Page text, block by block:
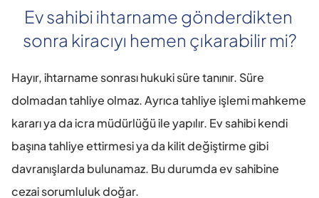
Ev sahibi ihtarname gönderdikten
sonra kiracıyı hemen çıkarabilir mi?
Hayır, ihtarname sonrası hukuki süre tanınır. Süre
dolmadan tahliye olmaz. Ayrıca tahliye işlemi mahkeme
kararı ya da icra müdürlüğü ile yapılır. Ev sahibi kendi
başına tahliye ettirmesi ya da kilit değiştirme gibi
davranışlarda bulunamaz. Bu durumda ev sahibine
cezai sorumluluk doğar.